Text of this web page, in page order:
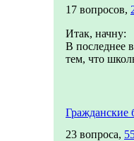
17 вопросов,
Итак, начну:
В последнее
тем, что
Гражданские
23 вопроса,